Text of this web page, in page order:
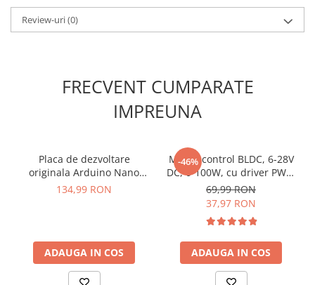
Camere Supraveghere
Iluminat
Lanterne de Mana
Aeroterme
Auto
Roboti de Pornire Auto
Compatibilitate: micro:bit
Numar pini: 21
Ce contine cutia?
1 x Placa de expansiune pentru Micro:bit cu atasare pe
Review-uri(0)
FRECVENT CUMPARATE
IMPREUNA
Placa de dezvoltare
originala Arduino Nano
Matter, cu pini
134,99 RON
ADAUGA IN COS
-46%
Modul control BLDC, 6-28V
DC, 0-100W, cu driver PWM
si efect Hall, ZS-X12H
69,99 RON
37,97 RON
ADAUGA IN COS